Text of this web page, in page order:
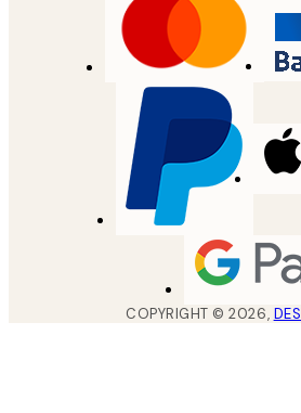
COPYRIGHT ©2026,